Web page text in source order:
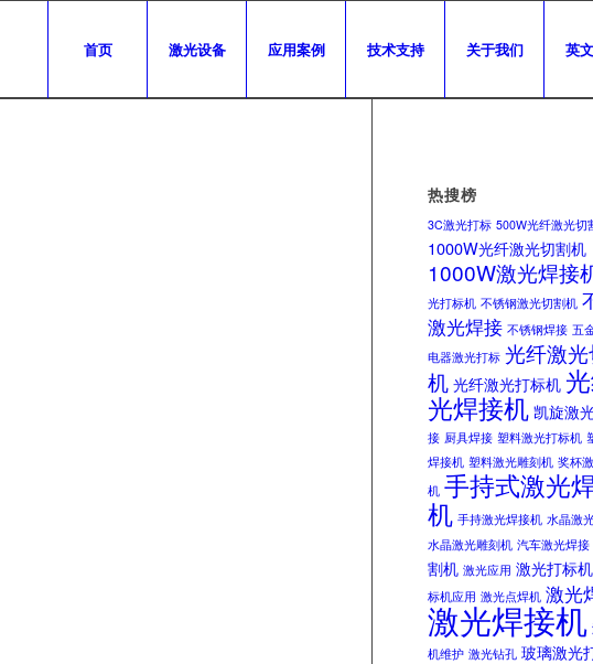
首页 激光设备 应用案例 技术支持 关于我们 英
热搜榜
3C激光打标 500W光纤激光切
1000W光纤激光切割机
1000W激光焊接
光打标机 不锈钢激光切割机
激光焊接 不锈钢焊接 五
电器激光打标 光纤激
机 光纤激光打标机
光焊接机 凯旋激
接 厨具焊接 塑料激光打标机
焊接机 塑料激光雕刻机 奖杯
机 手持式激光
机 手持激光焊接机 水晶激
水晶激光雕刻机 汽车激光焊接
割机 激光应用 激光打标机
标机应用 激光点焊机 激光
激光焊接机
机维护 激光钻孔 玻璃激光